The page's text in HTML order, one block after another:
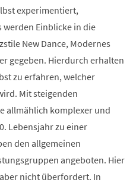
experimentiert,
werden Einblicke in die
New Dance, Modernes
gegeben. Hierdurch erhalten
zu erfahren, welcher
Mit steigenden
allmählich komplexer und
Lebensjahr zu einer
den allgemeinen
angeboten. Hier
nicht überfordert. In